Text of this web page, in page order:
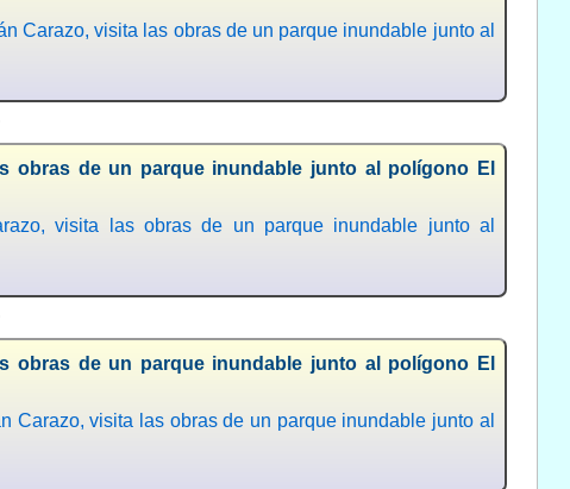
Carazo, visita las obras de un parque inundable junto al
obras de un parque inundable junto al polígono El
visita las obras de un parque inundable junto al
obras de un parque inundable junto al polígono El
Carazo, visita las obras de un parque inundable junto al